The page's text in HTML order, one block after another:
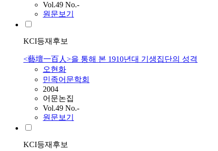
Vol.49 No.-
원문보기
KCI등재후보
<藝壇一百人>을 통해 본 1910년대 기생집단의 성격
오현화
민족어문학회
2004
어문논집
Vol.49 No.-
원문보기
KCI등재후보